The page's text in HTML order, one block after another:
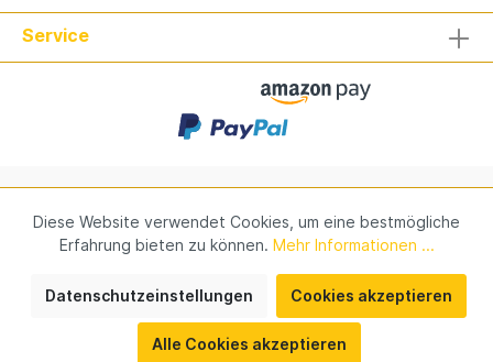
Service
Verantwortung Kontakt Impressum Newsletter
* Alle Preise inkl. gesetzl. Mehrwertsteuer zzgl.
Versandkostenund ggf. Nachnahmegebühren, wenn nicht
anders angegeben.
Diese Website verwendet Cookies, um eine bestmögliche
Erfahrung bieten zu können. Mehr Informationen ...
Datenschutzeinstellungen Cookies akzeptieren
Alle Cookies akzeptieren